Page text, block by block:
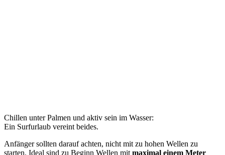
Chillen unter Palmen und aktiv sein im Wasser:
Ein Surfurlaub vereint beides.
Anfänger sollten darauf achten, nicht mit zu hohen Wellen zu
starten. Ideal sind zu Beginn Wellen mit maximal einem Meter